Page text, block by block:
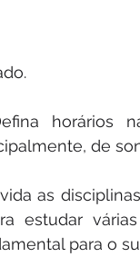
horários
de
as
estudar
para o